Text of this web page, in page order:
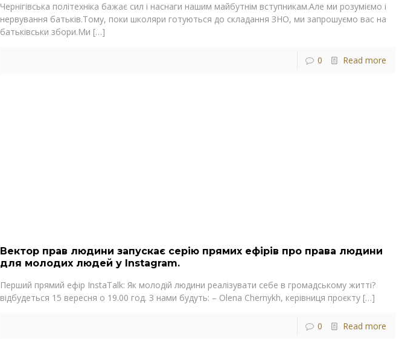
Чернігівська політехніка бажає сил і наснаги нашим майбутнім вступникам.Але ми розуміємо і
нервування батьків.Тому, поки школяри готуються до складання ЗНО, ми запрошуємо вас на
батьківськи збори.Ми […]
0 Read more
Вектор прав людини запускає серію прямих ефірів про права людини
для молодих людей у Instagram.
Перший прямий ефір InstaTalk: Як молодій людини реалізувати себе в громадському житті?
відбудеться 15 вересня о 19.00 год. З нами будуть: – Olena Chernykh, керівниця проєкту[…]
0 Read more